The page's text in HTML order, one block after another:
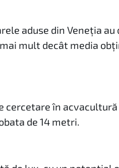
aduse din Veneția au
mult decât media
cercetare în
de 14 metri.